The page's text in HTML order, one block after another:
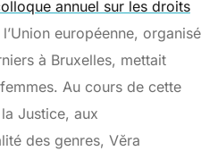
annuel sur les droits
européenne, organisé
à Bruxelles, mettait
Au cours de cette
Justice, aux
des genres, Vĕra